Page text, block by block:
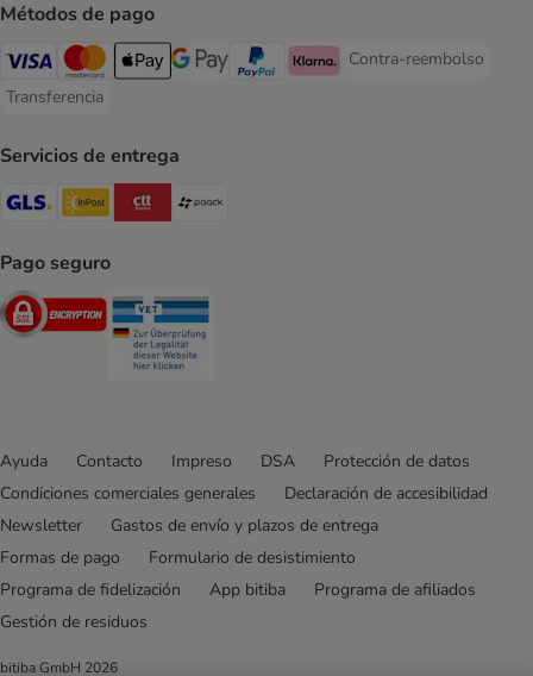
Métodos de pago
Visa Payment Method
Mastercard Payment Method
Apple Pay Payment Method
Google Pay Payment Method
PayPal Payment Method
Klarna Payment Method
Contra-reembolso
Contra-reembolso
Transferencia
Transferencia Payment Method
Servicios de entrega
GLS Shipping Method
InPost Shipping Method
CTTExpress Shipping Method
Pago seguro
Security
Ayuda Contacto Impreso DSA
Protección de datos
Condiciones comerciales generales
Declaración de accesibilidad
Newsletter
Gastos de envío y plazos de entrega
Formas de pago
Formulario de desistimiento
Programa de fidelización
App bitiba
Programa de afiliados
Gestión de residuos
bitiba GmbH 2026